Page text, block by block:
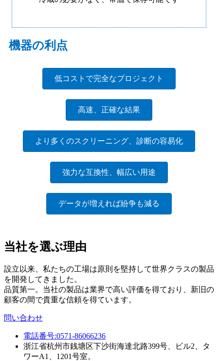
機器の利点
低コストで完全なプロジェクト
高速、正確な結果
より多くのスクリーニング、診断の容易化
強力な互換性、幅広い用途
データが増えれば紛争も減る
当社を選ぶ理由
設立以来、私たちの工場は原則を堅持して世界クラスの製品
を開発してきました。
品質第一。当社の製品は業界で高い評価を得ており、新旧の
顧客の間で貴重な信頼を得ています。
問い合わせ
電話番号:0571-86066236
浙江省杭州市銭塘区下沙街海達北路399号、ビル2、タ
ワーA1、1201号室。